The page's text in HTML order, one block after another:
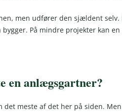
men udfører den sjældent
På mindre projekter kan
en anlægsgartner?
meste af det her på siden.